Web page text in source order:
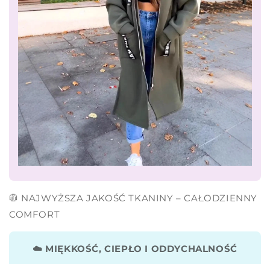
🧥 NAJWYŻSZA JAKOŚĆ TKANINY – CAŁODZIENNY
COMFORT
☁️ MIĘKKOŚĆ, CIEPŁO I ODDYCHALNOŚĆ